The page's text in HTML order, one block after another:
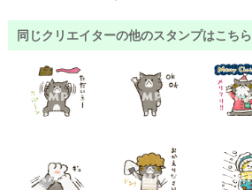
同じクリエイターの他のスタンプはこちら